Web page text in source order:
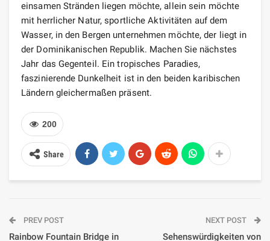
einsamen Stränden liegen möchte, allein sein möchte
mit herrlicher Natur, sportliche Aktivitäten auf dem
Wasser, in den Bergen unternehmen möchte, der liegt in
der Dominikanischen Republik. Machen Sie nächstes
Jahr das Gegenteil. Ein tropisches Paradies,
faszinierende Dunkelheit ist in den beiden karibischen
Ländern gleichermaßen präsent.
200
Share
PREV POST
Rainbow Fountain Bridge in
NEXT POST
Sehenswürdigkeiten von